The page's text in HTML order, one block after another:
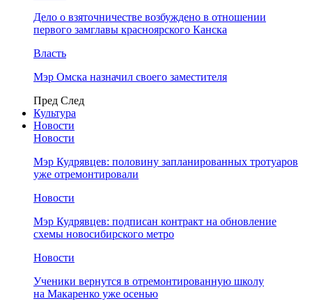
Дело о взяточничестве возбуждено в отношении
первого замглавы красноярского Канска
Власть
Мэр Омска назначил своего заместителя
Пред След
Культура
Новости
Новости
Мэр Кудрявцев: половину запланированных тротуаров
уже отремонтировали
Новости
Мэр Кудрявцев: подписан контракт на обновление
схемы новосибирского метро
Новости
Ученики вернутся в отремонтированную школу
на Макаренко уже осенью